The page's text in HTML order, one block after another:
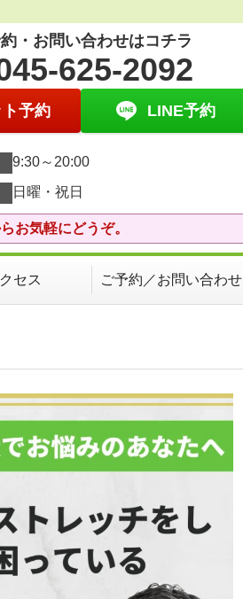
・お問い合わせはコチラ
625-2092
予約 LINE予約
9:30～20:00
日曜・祝日
お気軽にどうぞ。
セス ご予約／お問い合わせ